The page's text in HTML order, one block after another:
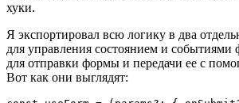
хуки.
Я экспортировал всю логику в два
для управления состоянием и
для отправки формы и передачи ее с
Вот как они выглядят: